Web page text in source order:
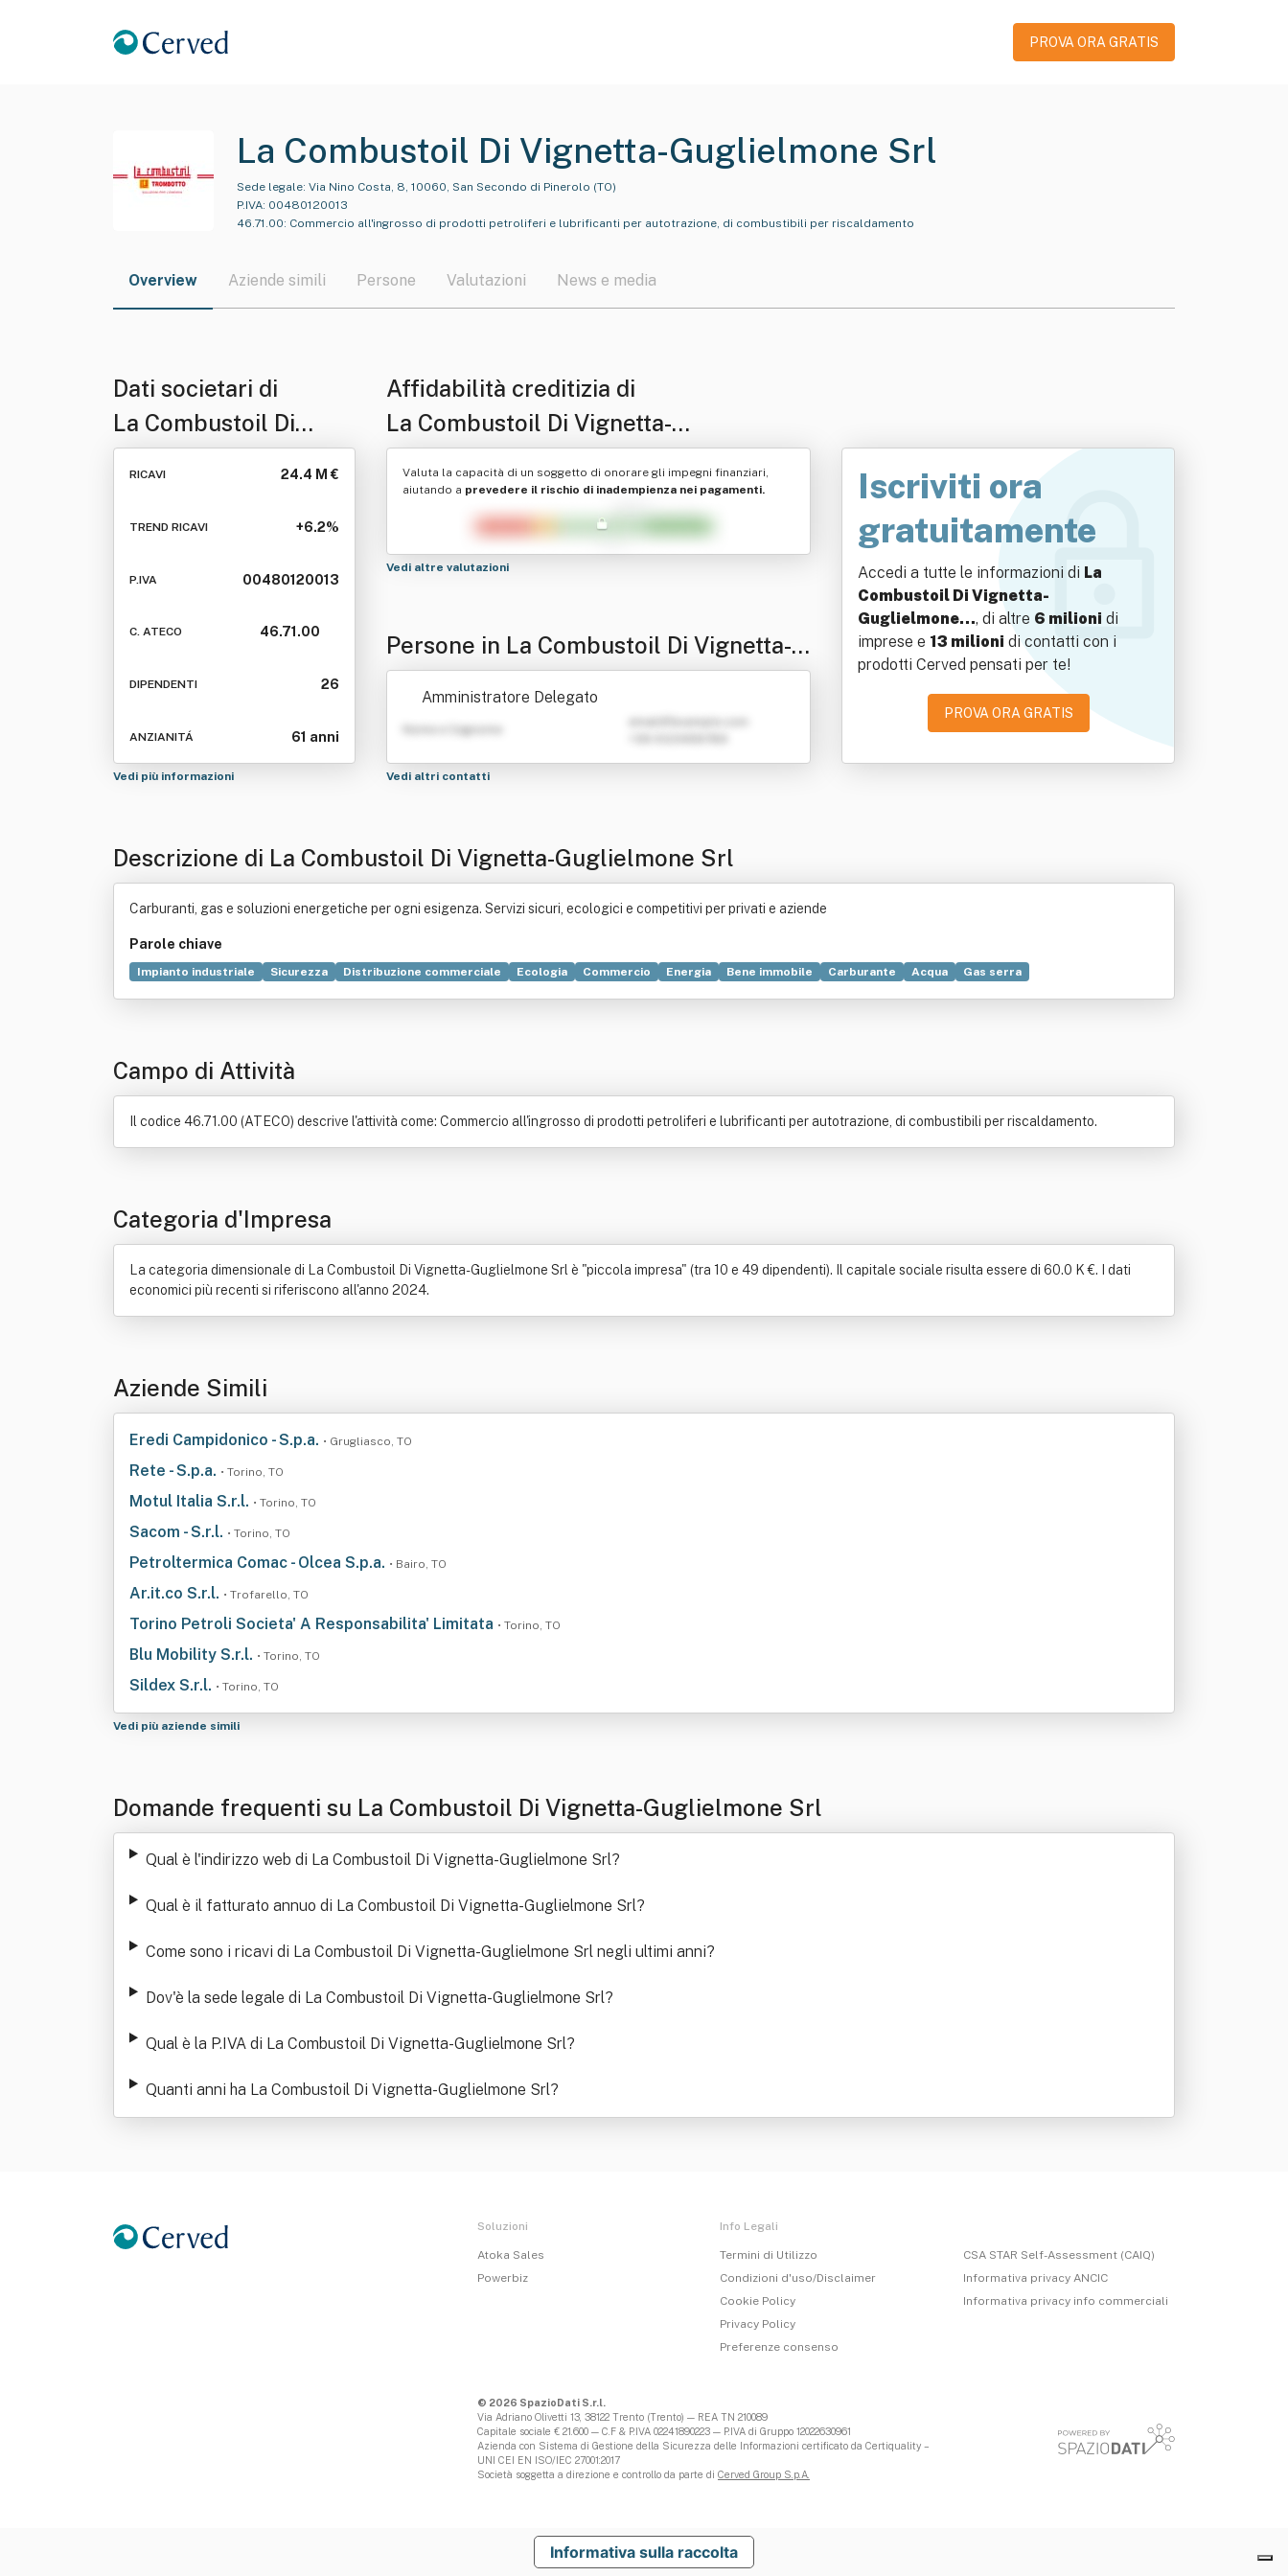
PROVA ORA GRATIS
La Combustoil Di Vignetta-Guglielmone Srl
Sede legale: Via Nino Costa, 8, 10060, San Secondo di Pinerolo (TO)
P.IVA: 00480120013
46.71.00: Commercio all'ingrosso di prodotti petroliferi e lubrificanti per autotrazione, di combustibili per riscaldamento
Overview Aziende simili Persone Valutazioni News e media
Dati societari di
La Combustoil Di
Vignetta-Guglielmone
RICAVI 24.4 M €
TREND RICAVI +6.2%
P.IVA 00480120013
C. ATECO 46.71.00
DIPENDENTI 26
ANZIANITÁ 61 anni
Vedi più informazioni
Affidabilità creditizia di
La Combustoil Di Vignetta-
Guglielmone Srl
Valuta la capacità di un soggetto di onorare gli impegni finanziari,
aiutando a prevedere il rischio di inadempienza nei pagamenti.
Vedi altre valutazioni
Persone in La Combustoil Di Vignetta-G
uglielmone Srl
Amministratore Delegato
Nome e Cognome
Vedi altri contatti
Iscriviti ora
gratuitamente
Accedi a tutte le informazioni di La
Combustoil Di Vignetta-
Guglielmone…, di altre 6 milioni di
imprese e 13 milioni di contatti con i
prodotti Cerved pensati per te!
PROVA ORA GRATIS
Descrizione di La Combustoil Di Vignetta-Guglielmone Srl
Carburanti, gas e soluzioni energetiche per ogni esigenza. Servizi sicuri, ecologici e competitivi per privati e aziende
Parole chiave
Impianto industriale Sicurezza Distribuzione commerciale Ecologia Commercio Energia Bene immobile Carburante Acqua
Gas serra
Campo di Attività
Il codice 46.71.00 (ATECO) descrive l'attività come: Commercio all'ingrosso di prodotti petroliferi e lubrificanti per autotrazione, di combustibili per riscaldamento.
Categoria d'Impresa
La categoria dimensionale di La Combustoil Di Vignetta-Guglielmone Srl è "piccola impresa" (tra 10 e 49 dipendenti). Il capitale sociale risulta essere di 60.0 K €. I dati
economici più recenti si riferiscono all'anno 2024.
Aziende Simili
Eredi Campidonico - S.p.a. • Grugliasco, TO
Rete - S.p.a. • Torino, TO
Motul Italia S.r.l. • Torino, TO
Sacom - S.r.l. • Torino, TO
Petroltermica Comac - Olcea S.p.a. • Bairo, TO
Ar.it.co S.r.l. • Trofarello, TO
Torino Petroli Societa' A Responsabilita' Limitata • Torino, TO
Blu Mobility S.r.l. • Torino, TO
Sildex S.r.l. • Torino, TO
Vedi più aziende simili
Domande frequenti su La Combustoil Di Vignetta-Guglielmone Srl
Qual è l'indirizzo web di La Combustoil Di Vignetta-Guglielmone Srl?
Qual è il fatturato annuo di La Combustoil Di Vignetta-Guglielmone Srl?
Come sono i ricavi di La Combustoil Di Vignetta-Guglielmone Srl negli ultimi anni?
Dov'è la sede legale di La Combustoil Di Vignetta-Guglielmone Srl?
Qual è la P.IVA di La Combustoil Di Vignetta-Guglielmone Srl?
Quanti anni ha La Combustoil Di Vignetta-Guglielmone Srl?
Soluzioni
Atoka Sales
Powerbiz
Info Legali
Termini di Utilizzo
Condizioni d'uso/Disclaimer
Cookie Policy
Privacy Policy
Preferenze consenso
CSA STAR Self-Assessment (CAIQ)
Informativa privacy ANCIC
Informativa privacy info commerciali
© 2026 SpazioDati S.r.l.
Via Adriano Olivetti 13, 38122 Trento (Trento) — REA TN 210089
Capitale sociale € 21.600 — C.F & P.IVA 02241890223 — P.IVA di Gruppo 12022630961
Azienda con Sistema di Gestione della Sicurezza delle Informazioni certificato da Certiquality –
UNI CEI EN ISO/IEC 27001:2017
Società soggetta a direzione e controllo da parte di Cerved Group S.p.A.
Informativa sulla raccolta